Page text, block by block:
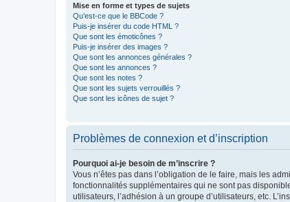
Mise en forme et types de sujets
Qu’est-ce que le BBCode ?
Puis-je insérer du code HTML ?
Que sont les émoticônes ?
Puis-je insérer des images ?
Que sont les annonces générales ?
Que sont les annonces ?
Que sont les notes ?
Que sont les sujets verrouillés ?
Que sont les icônes de sujet ?
Problèmes de connexion et d’inscription
Pourquoi ai-je besoin de m’inscrire ?
Vous n’êtes pas dans l’obligation de le faire, mais les
fonctionnalités supplémentaires qui ne sont pas
utilisateurs, l’adhésion à un groupe d’utilisateurs, etc.